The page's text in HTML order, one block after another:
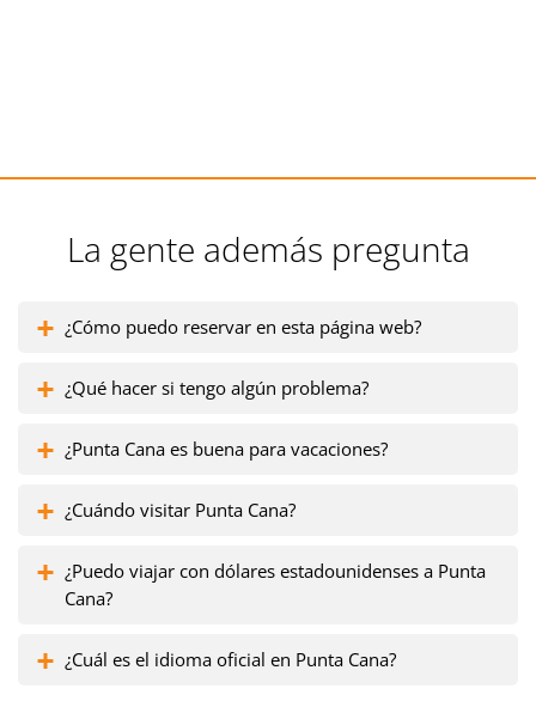
La gente además pregunta
¿Cómo puedo reservar en esta página web?
¿Qué hacer si tengo algún problema?
¿Punta Cana es buena para vacaciones?
¿Cuándo visitar Punta Cana?
¿Puedo viajar con dólares estadounidenses a Punta
Cana?
¿Cuál es el idioma oficial en Punta Cana?